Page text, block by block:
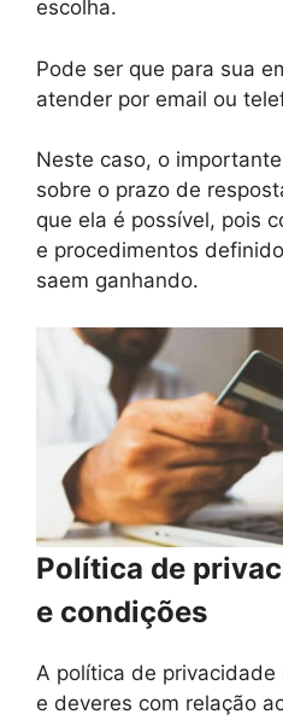
escolha.
Pode ser que para sua
atender por email ou
Neste caso, o
sobre o prazo de
que ela é possível, pois
e procedimentos
saem ganhando.
Política de
e condições
A política de
e deveres com relação